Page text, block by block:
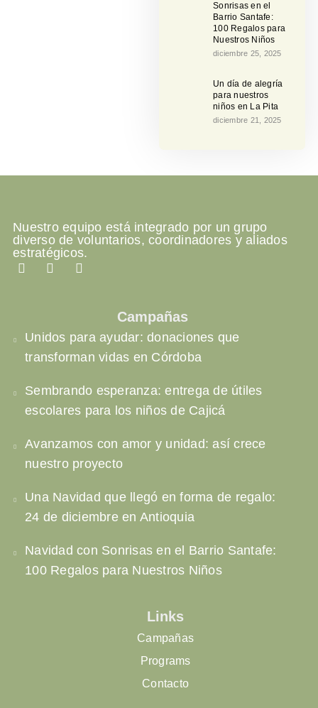
Sonrisas en el
Barrio Santafe:
100 Regalos para
Nuestros Niños
diciembre 25, 2025
Un día de alegría
para nuestros
niños en La Pita
diciembre 21, 2025
Nuestro equipo está integrado por un grupo
diverso de voluntarios, coordinadores y aliados
estratégicos.
Campañas
Unidos para ayudar: donaciones que
transforman vidas en Córdoba
Sembrando esperanza: entrega de útiles
escolares para los niños de Cajicá
Avanzamos con amor y unidad: así crece
nuestro proyecto
Una Navidad que llegó en forma de regalo:
24 de diciembre en Antioquia
Navidad con Sonrisas en el Barrio Santafe:
100 Regalos para Nuestros Niños
Links
Campañas
Programs
Contacto